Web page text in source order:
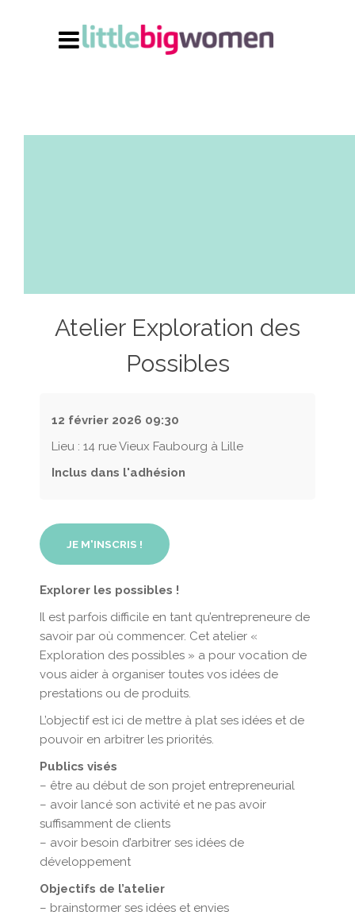
Atelier Exploration des
Possibles
12 février 2026 09:30
Lieu : 14 rue Vieux Faubourg à Lille
Inclus dans l'adhésion
JE M'INSCRIS !
Explorer les possibles !
Il est parfois difficile en tant qu’entrepreneure de
savoir par où commencer. Cet atelier «
Exploration des possibles » a pour vocation de
vous aider à organiser toutes vos idées de
prestations ou de produits.
L’objectif est ici de mettre à plat ses idées et de
pouvoir en arbitrer les priorités.
Publics visés
– être au début de son projet entrepreneurial
– avoir lancé son activité et ne pas avoir
suffisamment de clients
– avoir besoin d’arbitrer ses idées de
développement
Objectifs de l’atelier
– brainstormer ses idées et envies